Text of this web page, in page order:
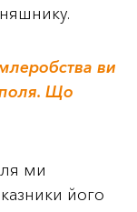
ви
поля. Що
ми
його